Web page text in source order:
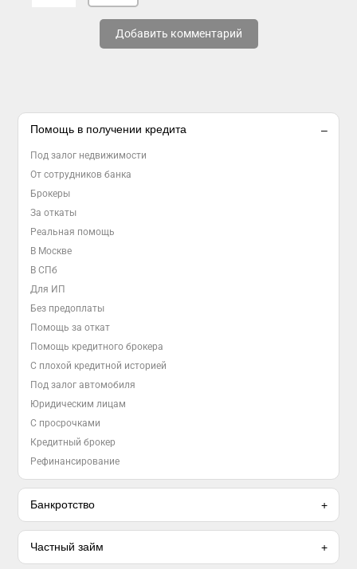
Добавить комментарий
Помощь в получении кредита
Под залог недвижимости
От сотрудников банка
Брокеры
За откаты
Реальная помощь
В Москве
В СПб
Для ИП
Без предоплаты
Помощь за откат
Помощь кредитного брокера
С плохой кредитной историей
Под залог автомобиля
Юридическим лицам
С просрочками
Кредитный брокер
Рефинансирование
Банкротство
Частный займ